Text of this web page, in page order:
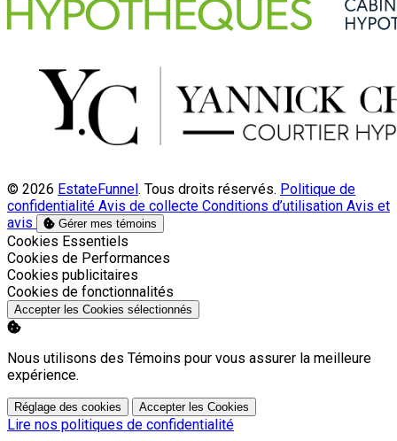
© 2026 EstateFunnel. Tous droits réservés. Politique de
confidentialité Avis de collecte Conditions d’utilisation Avis et
avis
Gérer mes témoins
Activer
Cookies Essentiels
Activer
Cookies de Performances
Activer
Cookies publicitaires
Activer
Cookies de fonctionnalités
Accepter les Cookies sélectionnés
Nous utilisons des Témoins pour vous assurer la meilleure
expérience.
Réglage des cookies Accepter les Cookies
Lire nos politiques de confidentialité